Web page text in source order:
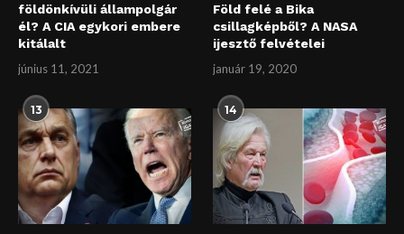
földönkívüli állampolgár
él? A CIA egykori embere
kitálalt
június 11, 2021
Föld felé a Bika
csillagképből? A NASA
ijesztő felvételei
január 19, 2020
13 14